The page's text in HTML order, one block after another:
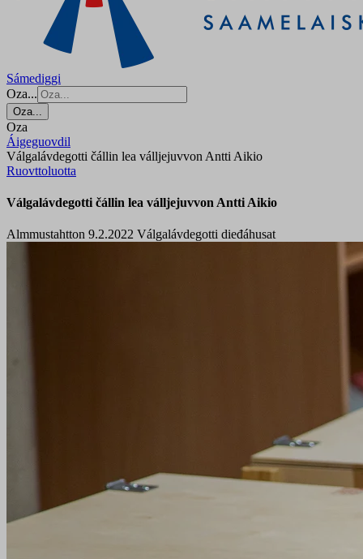
Sámediggi
Oza...
Oza...
Oza
Áigeguovdil
Válgalávdegotti čállin lea válljejuvvon Antti Aikio
Ruovttoluotta
Válgalávdegotti čállin lea válljejuvvon Antti Aikio
Almmustahtton 9.2.2022 Válgalávdegotti dieđáhusat